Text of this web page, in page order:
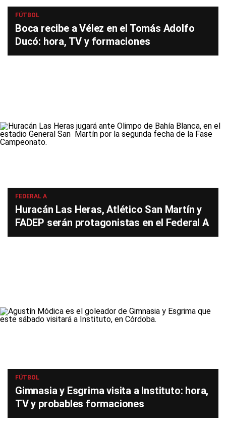
FÚTBOL
Boca recibe a Vélez en el Tomás Adolfo
Ducó: hora, TV y formaciones
FEDERAL A
Huracán Las Heras, Atlético San Martín y
FADEP serán protagonistas en el Federal A
FÚTBOL
Gimnasia y Esgrima visita a Instituto: hora,
TV y probables formaciones